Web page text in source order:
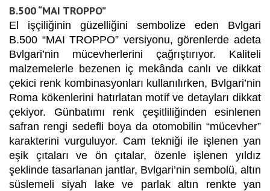
B.500 “MAI TROPPO”
El işçiliğinin güzelliğini sembolize eden Bvlgari
B.500 “MAI TROPPO” versiyonu, görenlerde adeta
Bvlgari’nin mücevherlerini çağrıştırıyor. Kaliteli
malzemelerle bezenen iç mekânda canlı ve dikkat
çekici renk kombinasyonları kullanılırken, Bvlgari’nin
Roma kökenlerini hatırlatan motif ve detayları dikkat
çekiyor. Günbatımı renk çeşitliliğinden esinlenen
safran rengi sedefli boya da otomobilin “mücevher”
karakterini vurguluyor. Cam tekniği ile işlenen yan
eşik çıtaları ve ön çıtalar, özenle işlenen yıldız
şeklinde tasarlanan jantlar, Bvlgari’nin sembolü, altın
süslemeli siyah lake ve parlak altın renkte yan